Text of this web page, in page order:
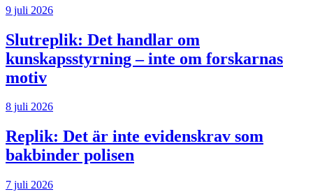
9 juli 2026
Slutreplik: Det handlar om
kunskapsstyrning – inte om forskarnas
motiv
8 juli 2026
Replik: Det är inte evidenskrav som
bakbinder polisen
7 juli 2026